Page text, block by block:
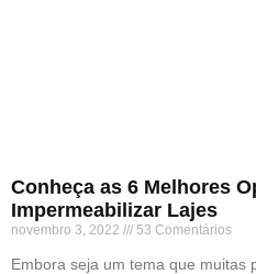
Conheça as 6 Melhores
Impermeabilizar Lajes
novembro 3, 2022 53 Comentários
Embora seja um tema que muitas